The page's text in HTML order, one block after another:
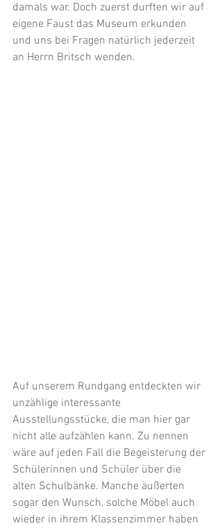
damals war. Doch zuerst durften wir auf
eigene Faust das Museum erkunden
und uns bei Fragen natürlich jederzeit
an Herrn Britsch wenden.
Auf unserem Rundgang entdeckten wir
unzählige interessante
Ausstellungsstücke, die man hier gar
nicht alle aufzählen kann. Zu nennen
wäre auf jeden Fall die Begeisterung der
Schülerinnen und Schüler über die
alten Schulbänke. Manche äußerten
sogar den Wunsch, solche Möbel auch
wieder in ihrem Klassenzimmer haben